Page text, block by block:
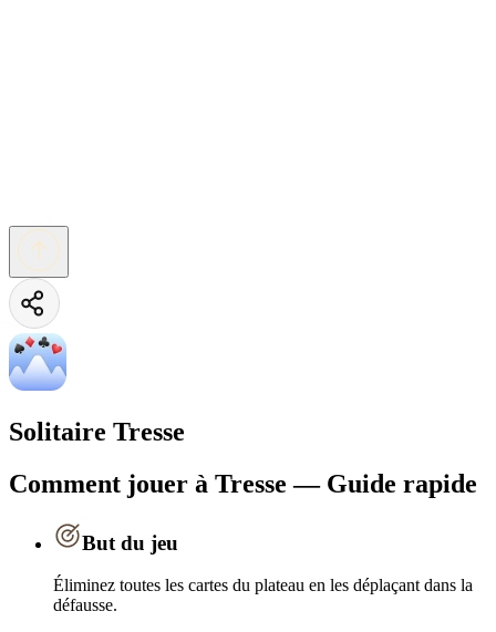
Solitaire Tresse
Comment jouer à Tresse — Guide rapide
But du jeu
Éliminez toutes les cartes du plateau en les déplaçant dans la
défausse.